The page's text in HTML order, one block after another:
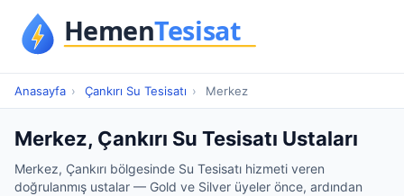
Anasayfa › Çankırı Su Tesisatı › Merkez
Merkez, Çankırı Su Tesisatı Ustaları
Merkez, Çankırı bölgesinde Su Tesisatı hizmeti veren
doğrulanmış ustalar — Gold ve Silver üyeler önce, ardından